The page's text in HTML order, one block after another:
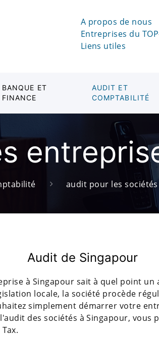
A propos de nous
Entreprises du
Liens utiles
BANQUE ET
FINANCE
AUDIT ET
COMPTABILITÉ
audit pour les
Audit de Singapour
à Singapour sait à quel point
locale, la société procède
simplement démarrer votre
des sociétés à Singapour, vous